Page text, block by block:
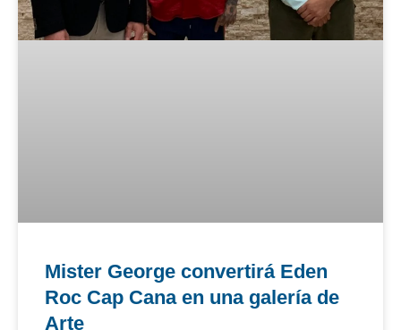
Mister George convertirá Eden
Roc Cap Cana en una galería de
Arte